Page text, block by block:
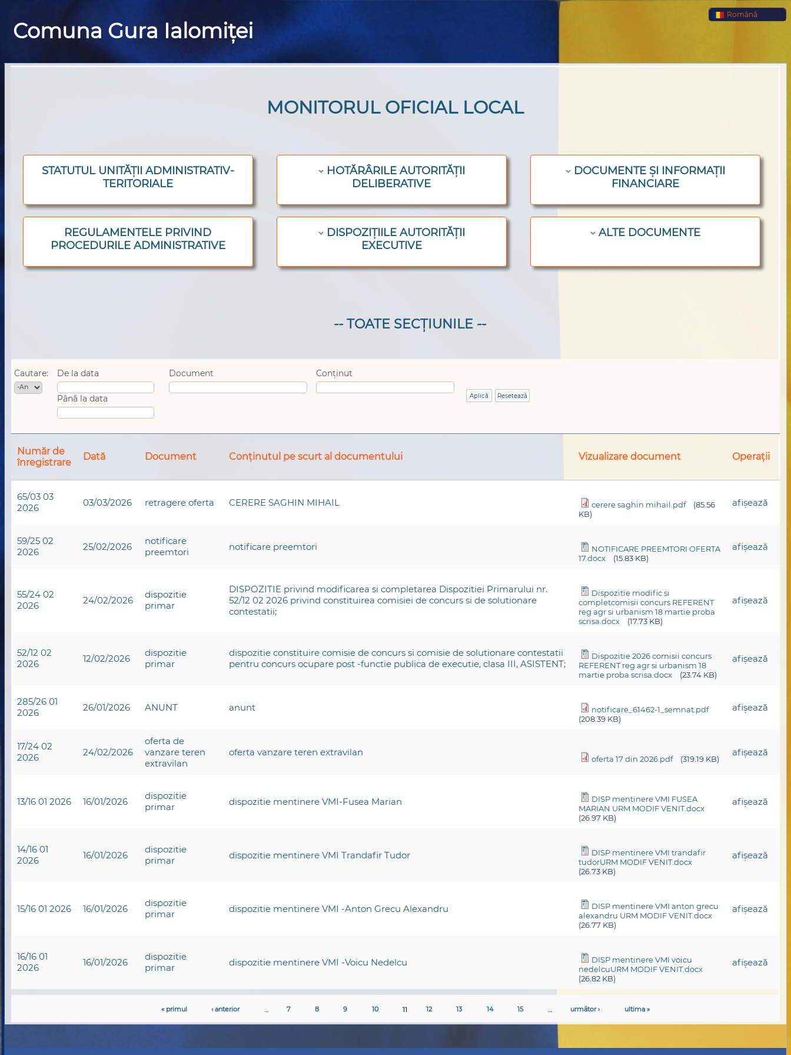
Comuna Gura Ialomiței
Română
MONITORUL OFICIAL LOCAL
STATUTUL UNITĂȚII ADMINISTRATIV-
TERITORIALE
REGULAMENTELE PRIVIND
PROCEDURILE ADMINISTRATIVE
HOTĂRÂRILE AUTORITĂȚII
DELIBERATIVE
DISPOZIȚIILE AUTORITĂȚII
EXECUTIVE
DOCUMENTE ȘI INFORMAȚII
FINANCIARE
ALTE DOCUMENTE
-- TOATE SECȚIUNILE --
Cautare:
An
De la data
Data
Până la data
Data
Document Conținut
Număr de
înregistrare
Dată Document Conținutul pe scurt al documentului Vizualizare document Operații
65/03 03
2026
03/03/2026 retragere oferta CERERE SAGHIN MIHAIL cerere saghin mihail.pdf
(85.56
KB)
afişează
59/25 02
2026
25/02/2026
notificare
preemtori
notificare preemtori
NOTIFICARE PREEMTORI OFERTA
17.docx
(15.83 KB)
afişează
55/24 02
2026
24/02/2026
dispozitie
primar
DISPOZITIE privind modificarea si completarea Dispozitiei Primarului nr.
52/12 02 2026 privind constituirea comisiei de concurs si de solutionare
contestatii;
Dispozitie modific si
completcomisii concurs REFERENT
reg agr si urbanism 18 martie proba
scrisa.docx
(17.73 KB)
afişează
52/12 02
2026
12/02/2026
dispozitie
primar
dispozitie constituire comisie de concurs si comisie de solutionare contestatii
pentru concurs ocupare post -functie publica de executie, clasa III, ASISTENT;
Dispozitie 2026 comisii concurs
REFERENT reg agr si urbanism 18
martie proba scrisa.docx
(23.74 KB)
afişează
285/26 01
2026
26/01/2026 ANUNT anunt
notificare_61462-1_semnat.pdf
(208.39 KB)
afişează
17/24 02
2026
24/02/2026
oferta de
vanzare teren
extravilan
oferta vanzare teren extravilan
oferta 17 din 2026.pdf (319.19 KB)
afişează
13/16 01 2026 16/01/2026
dispozitie
primar
dispozitie mentinere VMI-Fusea Marian
DISP mentinere VMI FUSEA
MARIAN URM MODIF VENIT.docx
(26.97 KB)
afişează
14/16 01
2026
16/01/2026
dispozitie
primar
dispozitie mentinere VMI Trandafir Tudor
DISP mentinere VMI trandafir
tudorURM MODIF VENIT.docx
(26.73 KB)
afişează
15/16 01 2026 16/01/2026
dispozitie
primar
dispozitie mentinere VMI -Anton Grecu Alexandru
DISP mentinere VMI anton grecu
alexandru URM MODIF VENIT.docx
(26.77 KB)
afişează
16/16 01
2026
16/01/2026
dispozitie
primar
dispozitie mentinere VMI -Voicu Nedelcu
DISP mentinere VMI voicu
nedelcuURM MODIF VENIT.docx
(26.82 KB)
afişează
« primul ‹ anterior … 7 8 9 10 11 12 13 14 15 … următor › ultima »